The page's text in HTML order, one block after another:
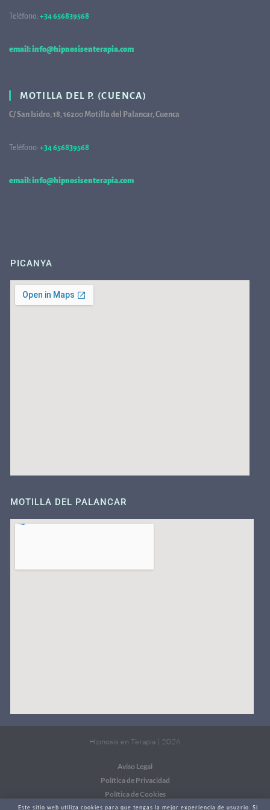
Teléfono: +34 656839568
email: info@hipnosisenterapia.com
MOTILLA DEL P. (CUENCA)
C/ San Isidro, 18, 16200 Motilla del Palancar, Cuenca
Teléfono: +34 656839568
email: info@hipnosisenterapia.com
PICANYA
MOTILLA DEL PALANCAR
Hipnosis en Terapia | 2026
Aviso Legal
Política de Privacidad
Política de Cookies
Este sitio web utiliza cookies para que tengas la mejor experiencia de usuario. Si